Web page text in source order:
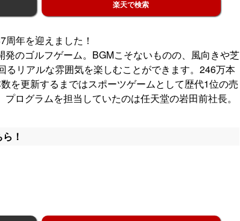
楽天で検索
周年を迎えました！
のゴルフゲーム。BGMこそないものの、風向きや芝
るリアルな雰囲気を楽しむことができます。246万本
を更新するまではスポーツゲームとして歴代1位の売
ログラムを担当していたのは任天堂の岩田前社長。
！